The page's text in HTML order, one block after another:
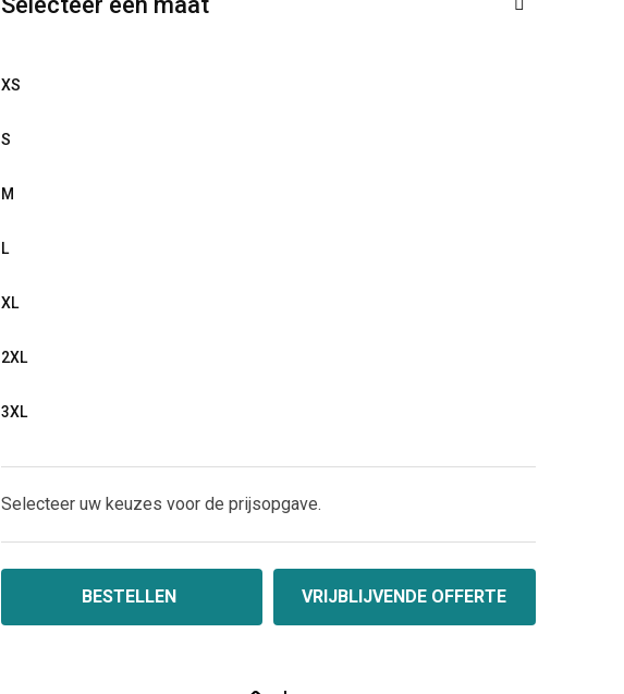
XS
S
M
L
XL
2XL
3XL
Selecteer uw keuzes voor de prijsopgave.
BESTELLEN VRIJBLIJVENDE OFFERTE